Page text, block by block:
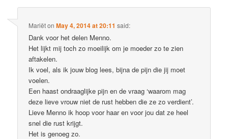
MariëtonMay 4, 2014 at 20:11 said:
Dank voor het delen Menno.
Het lijkt mij toch zo moeilijk om je moeder zo te zien
aftakelen.
Ik voel, als ik jouw blog lees, bijna de pijn die jij moet
voelen.
Een haast ondraaglijke pijn en de vraag ‘waarom mag
deze lieve vrouw niet de rust hebben die ze zo verdient’.
Lieve Menno ik hoop voor haar en voor jou dat ze heel
snel die rust krijgt.
Het is genoeg zo.